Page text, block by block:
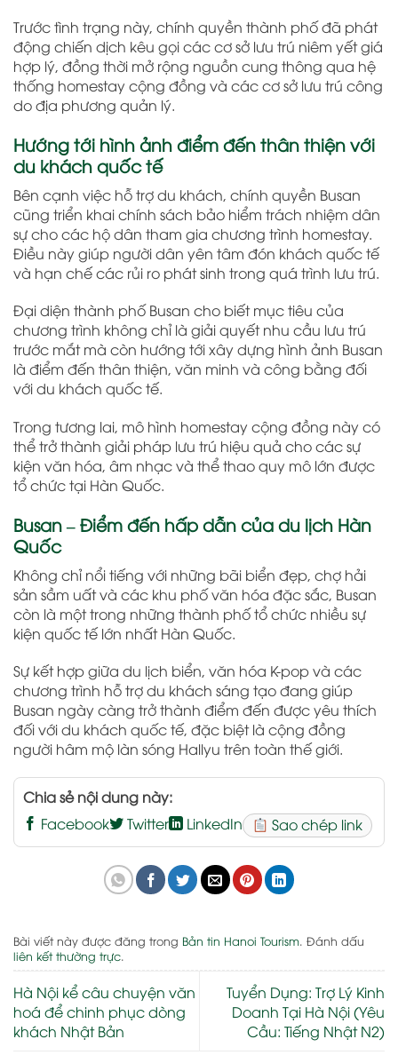
Trước tình trạng này, chính quyền thành phố đã phát
động chiến dịch kêu gọi các cơ sở lưu trú niêm yết giá
hợp lý, đồng thời mở rộng nguồn cung thông qua hệ
thống homestay cộng đồng và các cơ sở lưu trú công
do địa phương quản lý.
Hướng tới hình ảnh điểm đến thân thiện với
du khách quốc tế
Bên cạnh việc hỗ trợ du khách, chính quyền Busan
cũng triển khai chính sách bảo hiểm trách nhiệm dân
sự cho các hộ dân tham gia chương trình homestay.
Điều này giúp người dân yên tâm đón khách quốc tế
và hạn chế các rủi ro phát sinh trong quá trình lưu trú.
Đại diện thành phố Busan cho biết mục tiêu của
chương trình không chỉ là giải quyết nhu cầu lưu trú
trước mắt mà còn hướng tới xây dựng hình ảnh Busan
là điểm đến thân thiện, văn minh và công bằng đối
với du khách quốc tế.
Trong tương lai, mô hình homestay cộng đồng này có
thể trở thành giải pháp lưu trú hiệu quả cho các sự
kiện văn hóa, âm nhạc và thể thao quy mô lớn được
tổ chức tại Hàn Quốc.
Busan – Điểm đến hấp dẫn của du lịch Hàn
Quốc
Không chỉ nổi tiếng với những bãi biển đẹp, chợ hải
sản sầm uất và các khu phố văn hóa đặc sắc, Busan
còn là một trong những thành phố tổ chức nhiều sự
kiện quốc tế lớn nhất Hàn Quốc.
Sự kết hợp giữa du lịch biển, văn hóa K-pop và các
chương trình hỗ trợ du khách sáng tạo đang giúp
Busan ngày càng trở thành điểm đến được yêu thích
đối với du khách quốc tế, đặc biệt là cộng đồng
người hâm mộ làn sóng Hallyu trên toàn thế giới.
Chia sẻ nội dung này:
Facebook
Twitter LinkedIn Sao chép link
Bài viết này được đăng trong Bản tin Hanoi Tourism. Đánh dấu
liên kết thường trực.
Hà Nội kể câu chuyện văn
hoá để chinh phục dòng
khách Nhật Bản
Tuyển Dụng: Trợ Lý Kinh
Doanh Tại Hà Nội (Yêu
Cầu: Tiếng Nhật N2)